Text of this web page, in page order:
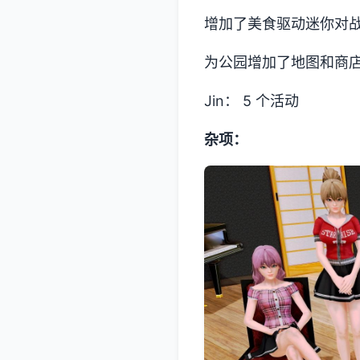
增加了美食驱动迷你对
为公园增加了地图和商
Jin： 5 个活动
杂项：